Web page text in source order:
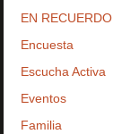
EN RECUERDO
Encuesta
Escucha Activa
Eventos
Familia